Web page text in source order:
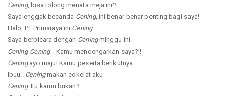
Cening, bisa tolong menata meja ini?
Saya enggak becanda Cening, ini benar-benar penting bagi saya!
Halo, PT Primaraya ini Cening.
Saya berbicara dengan Ceningminggu ini.
Cening-Cening.. Kamu mendengarkan saya?!!
Ceningayo maju! Kamu peserta berikutnya..
Ibuu.. Ceningmakan cokelat aku
Cening. Itu kamu bukan?